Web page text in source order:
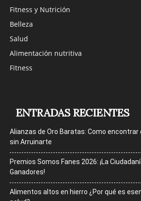
Fitness y Nutrición
Belleza
Salud
Alimentación nutritiva
Fitness
ENTRADAS RECIENTES
Alianzas de Oro Baratas: Como
sin Arruinarte
Premios Somos Fanes 2026: ¡La
Ganadores!
Alimentos altos en hierro ¿Por qué es